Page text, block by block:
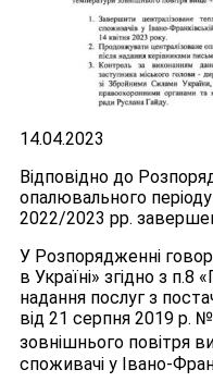
14.04.2023
Відповідно до
опалювального
2022/2023 рр.
У Розпорядженні
в Україні» згідно з п.8
надання послуг з
від 21 серпня 2019 р.
зовнішнього повітря
споживачі у Івано-